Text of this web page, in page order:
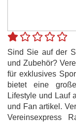
Sind Sie auf der
und Zubehör?
für exklusives
bietet eine
Lifestyle und Lauf
und Fan artikel.
Vereinsexpress